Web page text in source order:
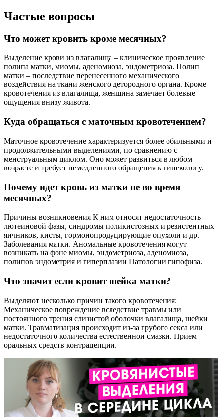
Частые вопросы
Что может кровить кроме месячных?
Выделение крови из влагалища – клиническое проявление
полипа матки, миомы, аденомиоза, эндометриоза. Полип
матки – последствие перенесенного механического
воздействия на ткани женского детородного органа. Кроме
кровотечения из влагалища, женщина замечает болевые
ощущения внизу живота.
Куда обращаться с маточным кровотечением?
Маточное кровотечение характеризуется более обильными и
продолжительными выделениями, по сравнению с
менструальным циклом. Оно может развиться в любом
возрасте и требует немедленного обращения к гинекологу.
Почему идет кровь из матки не во время
месячных?
Причины возникновения К ним относят недостаточность
лютеиновой фазы, синдромы поликистозных и резистентных
яичников, кисты, гормонопродуцирующие опухоли и др.
Заболевания матки. Аномальные кровотечения могут
возникать на фоне миомы, эндометриоза, аденомиоза,
полипов эндометрия и гиперплазии Патологии гипофиза.
Что значит если кровит шейка матки?
Выделяют несколько причин такого кровотечения:
Механическое повреждение вследствие травмы или
постоянного трения слизистой оболочки влагалища, шейки
матки. Травматизация происходит из-за грубого секса или
недостаточного количества естественной смазки. Прием
оральных средств контрацепции.